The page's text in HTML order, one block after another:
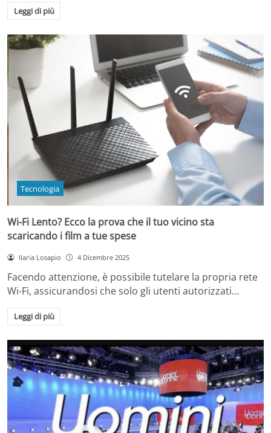
Leggi di più
Tecnologia
Wi-Fi Lento? Ecco la prova che il tuo vicino sta
scaricando i film a tue spese
Ilaria Losapio 4 Dicembre 2025
Facendo attenzione, è possibile tutelare la propria rete
Wi-Fi, assicurandosi che solo gli utenti autorizzati…
Leggi di più